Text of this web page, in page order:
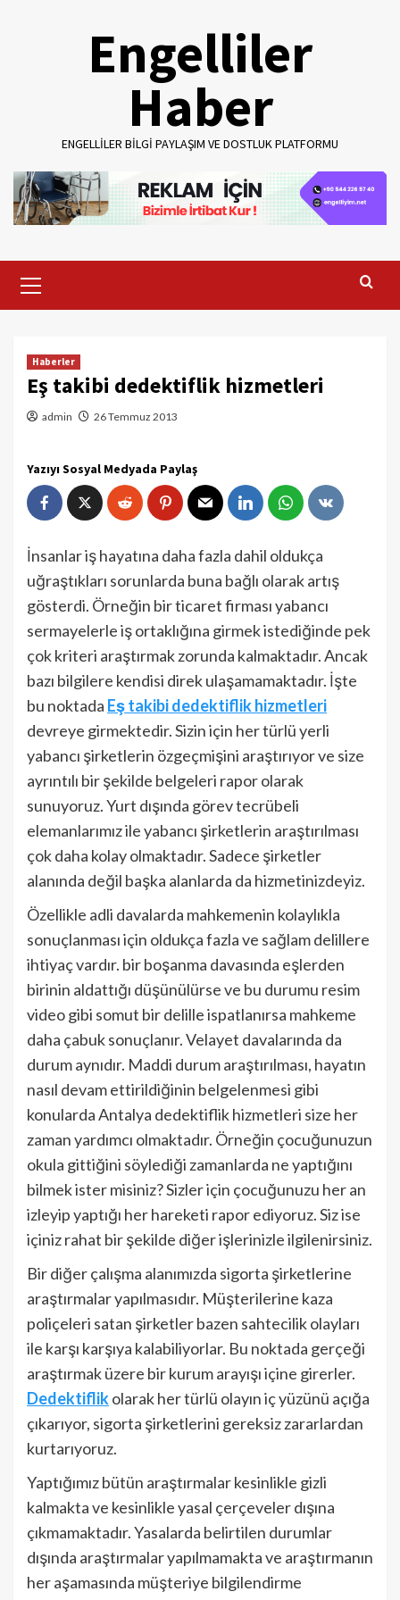
Engelliler
Haber
ENGELLILER BILGI PAYLAŞIM VE DOSTLUK PLATFORMU
Menu
Haberler
Eş takibi dedektiflik hizmetleri
admin 26 Temmuz 2013
Yazıyı Sosyal Medyada Paylaş
İnsanlar iş hayatına daha fazla dahil oldukça
uğraştıkları sorunlarda buna bağlı olarak artış
gösterdi. Örneğin bir ticaret firması yabancı
sermayelerle iş ortaklığına girmek istediğinde pek
çok kriteri araştırmak zorunda kalmaktadır. Ancak
bazı bilgilere kendisi direk ulaşamamaktadır. İşte
bu noktada Eş takibi dedektiflik hizmetleri
devreye girmektedir. Sizin için her türlü yerli
yabancı şirketlerin özgeçmişini araştırıyor ve size
ayrıntılı bir şekilde belgeleri rapor olarak
sunuyoruz. Yurt dışında görev tecrübeli
elemanlarımız ile yabancı şirketlerin araştırılması
çok daha kolay olmaktadır. Sadece şirketler
alanında değil başka alanlarda da hizmetinizdeyiz.
Özellikle adli davalarda mahkemenin kolaylıkla
sonuçlanması için oldukça fazla ve sağlam delillere
ihtiyaç vardır. bir boşanma davasında eşlerden
birinin aldattığı düşünülürse ve bu durumu resim
video gibi somut bir delille ispatlanırsa mahkeme
daha çabuk sonuçlanır. Velayet davalarında da
durum aynıdır. Maddi durum araştırılması, hayatın
nasıl devam ettirildiğinin belgelenmesi gibi
konularda Antalya dedektiflik hizmetleri size her
zaman yardımcı olmaktadır. Örneğin çocuğunuzun
okula gittiğini söylediği zamanlarda ne yaptığını
bilmek ister misiniz? Sizler için çocuğunuzu her an
izleyip yaptığı her hareketi rapor ediyoruz. Siz ise
içiniz rahat bir şekilde diğer işlerinizle ilgilenirsiniz.
Bir diğer çalışma alanımızda sigorta şirketlerine
araştırmalar yapılmasıdır. Müşterilerine kaza
poliçeleri satan şirketler bazen sahtecilik olayları
ile karşı karşıya kalabiliyorlar. Bu noktada gerçeği
araştırmak üzere bir kurum arayışı içine girerler.
Dedektiflikolarak her türlü olayın iç yüzünü açığa
çıkarıyor, sigorta şirketlerini gereksiz zararlardan
kurtarıyoruz.
Yaptığımız bütün araştırmalar kesinlikle gizli
kalmakta ve kesinlikle yasal çerçeveler dışına
çıkmamaktadır. Yasalarda belirtilen durumlar
dışında araştırmalar yapılmamakta ve araştırmanın
her aşamasında müşteriye bilgilendirme